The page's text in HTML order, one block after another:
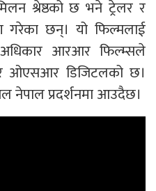
श्रेष्ठको छ भने ट्रेलर र
गरेका छन्। यो फिल्मलाई
अधिकार आरआर फिल्म्सले
ओएसआर डिजिटलको छ।
नेपाल प्रदर्शनमा आउदैछ।